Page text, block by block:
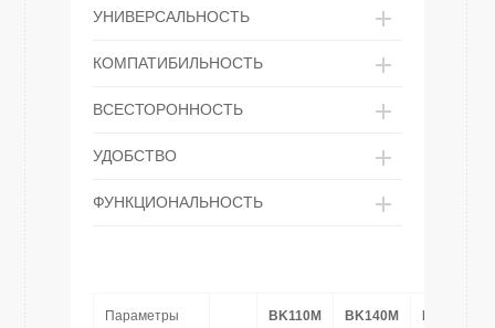
УНИВЕРСАЛЬНОСТЬ
КОМПАТИБИЛЬНОСТЬ
ВСЕСТОРОННОСТЬ
УДОБСТВО
ФУНКЦИОНАЛЬНОСТЬ
Параметры BK110M BK140M BK160M